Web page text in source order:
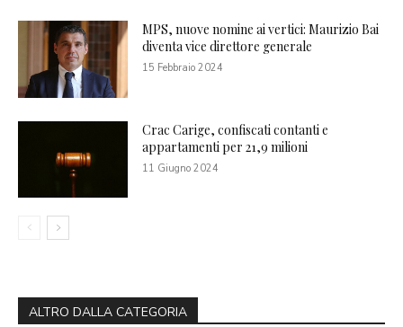
MPS, nuove nomine ai vertici: Maurizio Bai
diventa vice direttore generale
15 Febbraio 2024
Crac Carige, confiscati contanti e
appartamenti per 21,9 milioni
11 Giugno 2024
ALTRO DALLA CATEGORIA